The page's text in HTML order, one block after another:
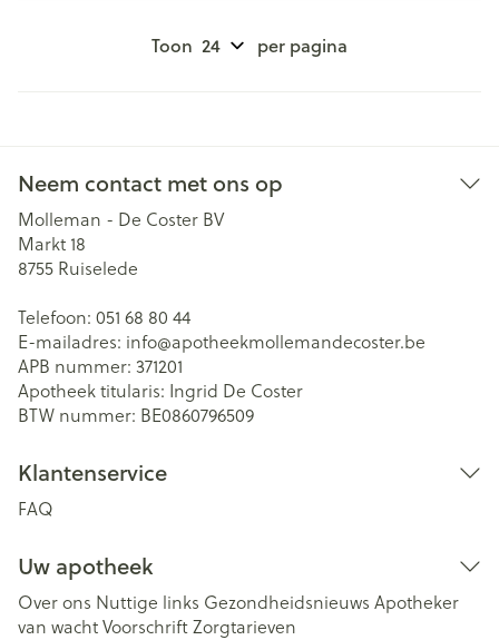
Toon per pagina
Neem contact met ons op
Molleman - De Coster BV
Markt 18
8755 Ruiselede
Telefoon: 051 68 80 44
E-mailadres: info@apotheekmollemandecoster.be
APB nummer: 371201
Apotheek titularis: Ingrid De Coster
BTW nummer: BE0860796509
Klantenservice
FAQ
Uw apotheek
Over ons Nuttige links Gezondheidsnieuws Apotheker
van wachtVoorschriftZorgtarieven